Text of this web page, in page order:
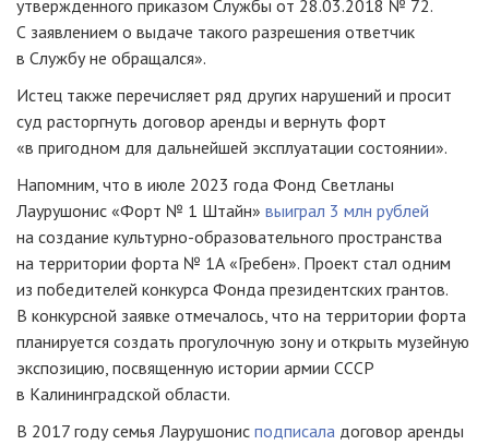
утвержденного приказом Службы от 28.03.2018 № 72.
С заявлением о выдаче такого разрешения ответчик
в Службу не обращался».
Истец также перечисляет ряд других нарушений и просит
суд расторгнуть договор аренды и вернуть форт
«в пригодном для дальнейшей эксплуатации состоянии».
Напомним, что в июле 2023 года Фонд Светланы
Лаурушонис «Форт № 1 Штайн» выиграл 3 млн рублей
на создание культурно-образовательного пространства
на территории форта № 1А «Гребен». Проект стал одним
из победителей конкурса Фонда президентских грантов.
В конкурсной заявке отмечалось, что на территории форта
планируется создать прогулочную зону и открыть музейную
экспозицию, посвященную истории армии СССР
в Калининградской области.
В 2017 году семья Лаурушонис подписала договор аренды